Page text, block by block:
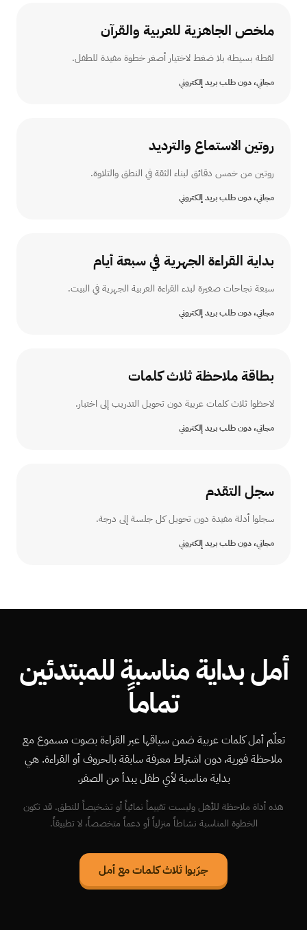
ملخص الجاهزية للعربية والقرآن
لقطة بسيطة بلا ضغط لاختيار أصغر خطوة مفيدة للطفل.
مجاني، دون طلب بريد إلكتروني
روتين الاستماع والترديد
روتين من خمس دقائق لبناء الثقة في النطق والتلاوة.
مجاني، دون طلب بريد إلكتروني
بداية القراءة الجهرية في سبعة أيام
سبعة نجاحات صغيرة لبدء القراءة العربية الجهرية في البيت.
مجاني، دون طلب بريد إلكتروني
بطاقة ملاحظة ثلاث كلمات
لاحظوا ثلاث كلمات عربية دون تحويل التدريب إلى اختبار.
مجاني، دون طلب بريد إلكتروني
سجل التقدم
سجلوا أدلة مفيدة دون تحويل كل جلسة إلى درجة.
مجاني، دون طلب بريد إلكتروني
أمل بداية مناسبة للمبتدئين
تماماً
تعلّم أمل كلمات عربية ضمن سياقها عبر القراءة بصوت مسموع مع
ملاحظة فورية، دون اشتراط معرفة سابقة بالحروف أو القراءة. هي
بداية مناسبة لأي طفل يبدأ من الصفر.
هذه أداة ملاحظة للأهل وليست تقييماً نمائياً أو تشخيصاً للنطق. قد تكون
الخطوة المناسبة نشاطاً منزلياً أو دعماً متخصصاً، لا تطبيقاً.
جرّبوا ثلاث كلمات مع أمل